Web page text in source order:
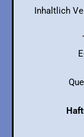
Inhaltlich